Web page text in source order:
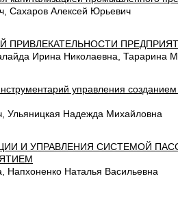
Сахаров Алексей Юрьевич
ПРИВЛЕКАТЕЛЬНОСТИ
Ирина Николаевна, Тарарина
управления
Ульяницкая Надежда Михайловна
И УПРАВЛЕНИЯ СИСТЕМОЙ
Напхоненко Наталья Васильевна